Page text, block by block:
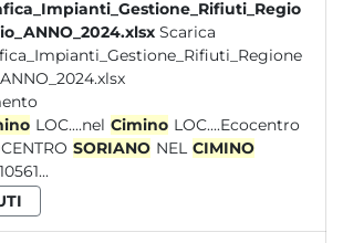
Scarica
LOC....nel Cimino LOC....Ecocentro
SORIANO NEL CIMINO